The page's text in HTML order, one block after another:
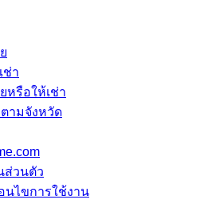
ช่า
หรือให้เช่า
ามจังหวัด
ส่วนตัว
นไขการใช้งาน